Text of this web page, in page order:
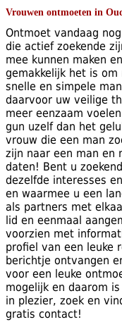
Vrouwen ontmoeten in
Ontmoet vandaag
die actief zoekende
mee kunnen maken
gemakkelijk het is
snelle en simpele
daarvoor uw veilige
meer eenzaam
gun uzelf dan het
vrouw die een man
zijn naar een man en
daten! Bent u
dezelfde interesses
en waarmee u een
als partners met
lid en eenmaal
voorzien met
profiel van een leuke
berichtje ontvangen
voor een leuke
mogelijk en daarom
in plezier, zoek en
gratis contact!